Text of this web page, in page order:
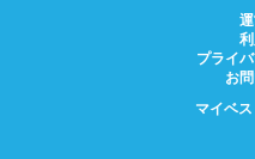
プライ
お
マイベ